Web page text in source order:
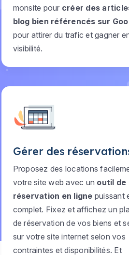
monsite pour créer des
blog bien référencés sur
pour attirer du trafic et gagner
visibilité.
Gérer des
Proposez des locations
votre site web avec un outil de
réservation en ligne puissant
complet. Fixez et affichez un
de réservation de vos biens et
sur votre site internet selon vos
contraintes et disponibilités. Et